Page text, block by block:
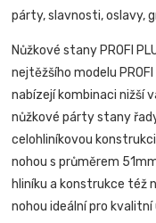
párty, slavnosti, oslavy,
Nůžkové stany PROFI
nejtěžšího modelu
nabízejí kombinaci nižší
nůžkové párty stany
celohliníkovou
nohou s průměrem
hliníku a konstrukce též
nohou ideální pro